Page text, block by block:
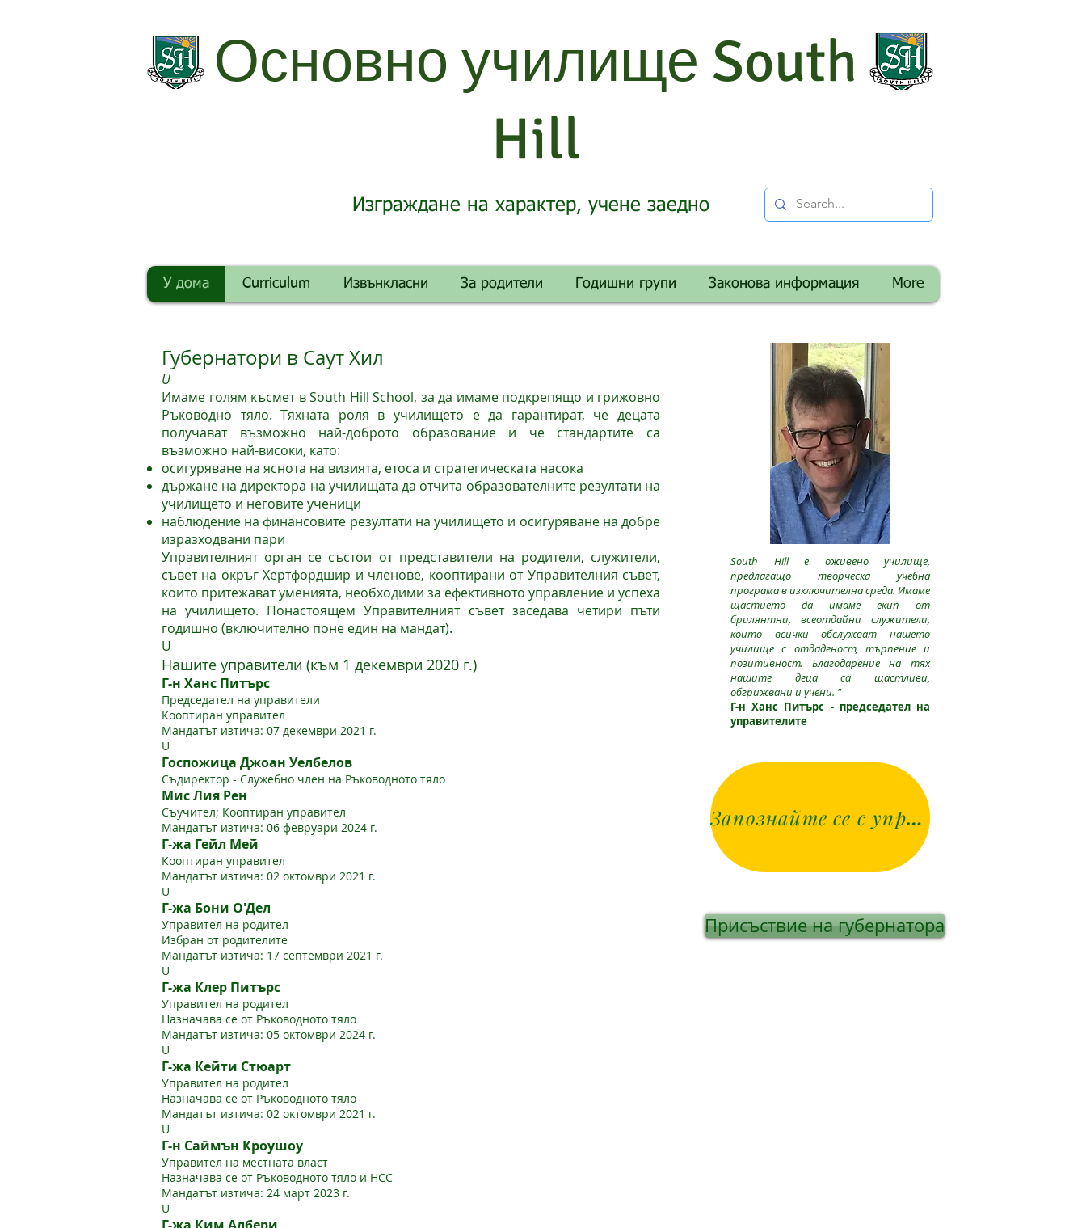
Основно училище South
Hill
Изграждане на характер, учене заедно
У дома Curriculum Извънкласни За родители Годишни групи Законова информация More
Губернатори в Саут Хил
U
Имаме голям късмет в South Hill School, за да имаме подкрепящо и грижовно
Ръководно тяло. Тяхната роля в училището е да гарантират, че децата
получават възможно най-доброто образование и че стандартите са
възможно най-високи, като:
осигуряване на яснота на визията, етоса и стратегическата насока
държане на директора на училищата да отчита образователните резултати на
училището и неговите ученици
наблюдение на финансовите резултати на училището и осигуряване на добре
изразходвани пари
Управителният орган се състои от представители на родители, служители,
съвет на окръг Хертфордшир и членове, кооптирани от Управителния съвет,
които притежават уменията, необходими за ефективното управление и успеха
на училището. Понастоящем Управителният съвет заседава четири пъти
годишно (включително поне един на мандат).
U
Нашите управители (към 1 декември 2020 г.)
Г-н Ханс Питърс
Председател на управители
Кооптиран управител
Мандатът изтича: 07 декември 2021 г.
U
Госпожица Джоан Уелбелов
Съдиректор - Служебно член на Ръководното тяло
Мис Лия Рен
Съучител; Кооптиран управител
Мандатът изтича: 06 февруари 2024 г.
Г-жа Гейл Мей
Кооптиран управител
Мандатът изтича: 02 октомври 2021 г.
U
Г-жа Бони О'Дел
Управител на родител
Избран от родителите
Мандатът изтича: 17 септември 2021 г.
U
Г-жа Клер Питърс
Управител на родител
Назначава се от Ръководното тяло
Мандатът изтича: 05 октомври 2024 г.
U
Г-жа Кейти Стюарт
Управител на родител
Назначава се от Ръководното тяло
Мандатът изтича: 02 октомври 2021 г.
U
Г-н Саймън Кроушоу
Управител на местната власт
Назначава се от Ръководното тяло и HCC
Мандатът изтича: 24 март 2023 г.
U
South Hill е оживено училище,
предлагащо творческа учебна
програма в изключителна среда. Имаме
щастието да имаме екип от
брилянтни, всеотдайни служители,
които всички обслужват нашето
училище с отдаденост, търпение и
позитивност. Благодарение на тях
нашите деца са щастливи,
обгрижвани и учени. "
Г-н Ханс Питърс - председател на
управителите
Запознайте се с управителите
Присъствие на губернатора